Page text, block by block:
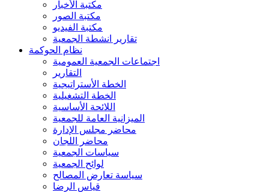
مكتبة الأخبار
مكتبة الصور
مكتبة الفيديو
تقارير انشطة الجمعية
نظام الحوكمة
اجتماعات الجمعية العمومية
التقارير
الخطة الأستراتيجية
الخطة التشغيلية
اللائحة الأساسية
الميزانية العامة للجمعية
محاضر مجلس الإدارة
محاضر اللجان
سياسات الجمعية
لوائح الجمعية
سياسة تعارض المصالح
قياس الرضا